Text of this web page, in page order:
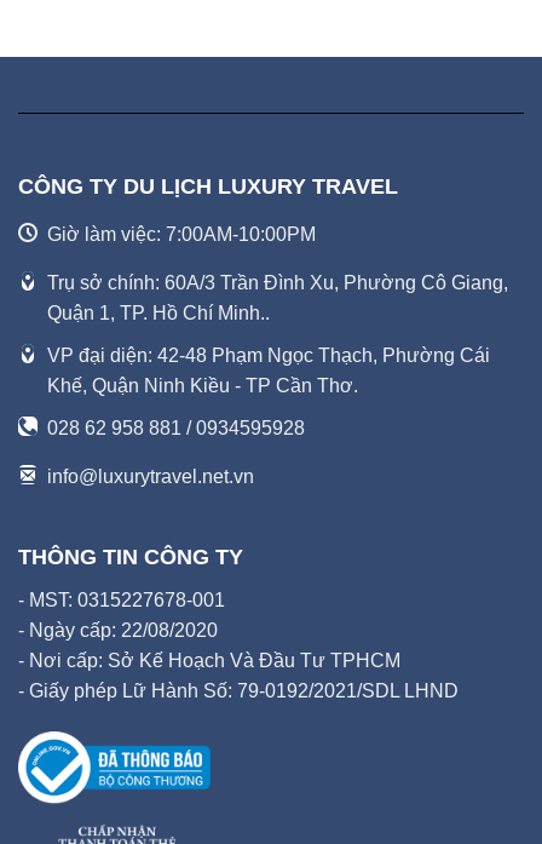
CÔNG TY DU LỊCH LUXURY TRAVEL
Giờ làm việc: 7:00AM-10:00PM
Trụ sở chính: 60A/3 Trần Đình Xu, Phường Cô Giang,
Quận 1, TP. Hồ Chí Minh..
VP đại diện: 42-48 Phạm Ngọc Thạch, Phường Cái
Khế, Quận Ninh Kiều - TP Cần Thơ.
028 62 958 881 / 0934595928
info@luxurytravel.net.vn
THÔNG TIN CÔNG TY
- MST: 0315227678-001
- Ngày cấp: 22/08/2020
- Nơi cấp: Sở Kế Hoạch Và Đầu Tư TPHCM
- Giấy phép Lữ Hành Số: 79-0192/2021/SDL LHND